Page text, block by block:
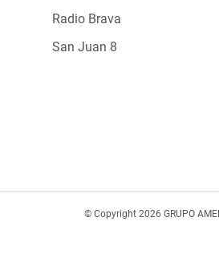
Radio Brava
San Juan 8
© Copyright 2026 GRUPO